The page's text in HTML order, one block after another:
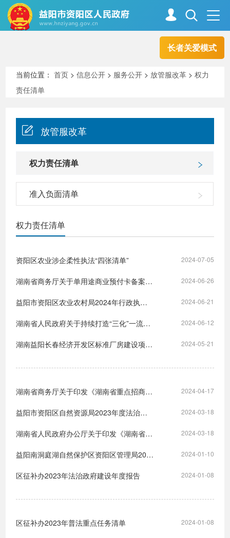
长者关爱模式
走进资阳
新闻中心 解读回应
政务服务 互动交流
高效办成一件事
当前位置：首页 >信息公开 > 服务公开 > 放管服改革 >权力
责任清单
放管服改革
权力责任清单
准入负面清单
权力责任清单
2024-07-05
资阳区农业涉企柔性执法“四张清单”
2024-06-26
湖南省商务厅关于单用途商业预付卡备案权限委托下放及相关事项的通知
2024-06-21
益阳市资阳区农业农村局2024年行政执法事项清单
2024-06-12
湖南省人民政府关于持续打造“三化”一流营商环境的实施意见
2024-05-21
湖南益阳长春经济开发区标准厂房建设项目（六期）-新材料产业园标准厂房建设项目（第二次）中标候选人公示
2024-04-17
湖南省商务厅关于印发《湖南省重点招商引资项目认定办法（试行）》的通知
2024-03-18
益阳市资阳区自然资源局2023年度法治建设工作自查报告
2024-03-18
湖南省人民政府办公厅关于印发《湖南省进一步强化招商引资工作的政策措施》的通知
2024-01-10
益阳南洞庭湖自然保护区资阳区管理局2023年度法治政府建设工作报告
2024-01-08
区征补办2023年法治政府建设年度报告
2024-01-08
区征补办2023年普法重点任务清单